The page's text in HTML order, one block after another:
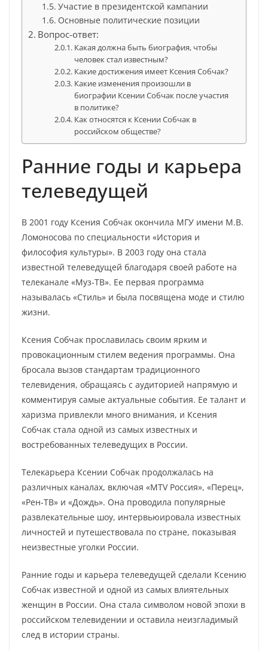
Участие в президентской кампании
Основные политические позиции
Вопрос-ответ:
Какая должна быть биография, чтобы
человек стал известным?
Какие достижения имеет Ксения Собчак?
Какие изменения произошли в
биографии Ксении Собчак после участия
в политике?
Как относятся к Ксении Собчак в
российском обществе?
Ранние годы и карьера
телеведущей
В 2001 году Ксения Собчак окончила МГУ имени М.В.
Ломоносова по специальности «История и
философия культуры». В 2003 году она стала
известной телеведущей благодаря своей работе на
телеканале «Муз-ТВ». Ее первая программа
называлась «Стиль» и была посвящена моде и стилю
жизни.
Ксения Собчак прославилась своим ярким и
провокационным стилем ведения программы. Она
бросала вызов стандартам традиционного
телевидения, обращаясь с аудиторией напрямую и
комментируя самые актуальные события. Ее талант и
харизма привлекли много внимания, и Ксения
Собчак стала одной из самых известных и
востребованных телеведущих в России.
Телекарьера Ксении Собчак продолжалась на
различных каналах, включая «MTV Россия», «Перец»,
«Рен-ТВ» и «Дождь». Она проводила популярные
развлекательные шоу, интервьюировала известных
личностей и путешествовала по стране, показывая
неизвестные уголки России.
Ранние годы и карьера телеведущей сделали Ксению
Собчак известной и одной из самых влиятельных
женщин в России. Она стала символом новой эпохи в
российском телевидении и оставила неизгладимый
след в истории страны.